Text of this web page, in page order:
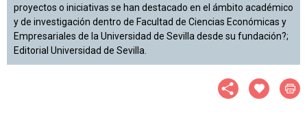
proyectos o iniciativas se han destacado en el ámbito académico
y de investigación dentro de Facultad de Ciencias Económicas y
Empresariales de la Universidad de Sevilla desde su fundación?;
Editorial Universidad de Sevilla.